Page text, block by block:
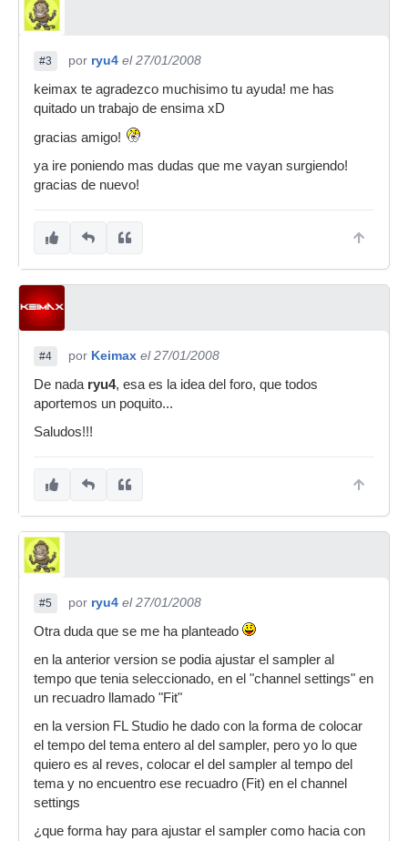
#3 por ryu4 el 27/01/2008
keimax te agradezco muchisimo tu ayuda! me has
quitado un trabajo de ensima xD
gracias amigo!
ya ire poniendo mas dudas que me vayan surgiendo!
gracias de nuevo!
#4 por Keimax el 27/01/2008
De nada ryu4, esa es la idea del foro, que todos
aportemos un poquito...
Saludos!!!
#5 por ryu4 el 27/01/2008
Otra duda que se me ha planteado
en la anterior version se podia ajustar el sampler al
tempo que tenia seleccionado, en el "channel settings" en
un recuadro llamado "Fit"
en la version FL Studio he dado con la forma de colocar
el tempo del tema entero al del sampler, pero yo lo que
quiero es al reves, colocar el del sampler al tempo del
tema y no encuentro ese recuadro (Fit) en el channel
settings
¿que forma hay para ajustar el sampler como hacia con